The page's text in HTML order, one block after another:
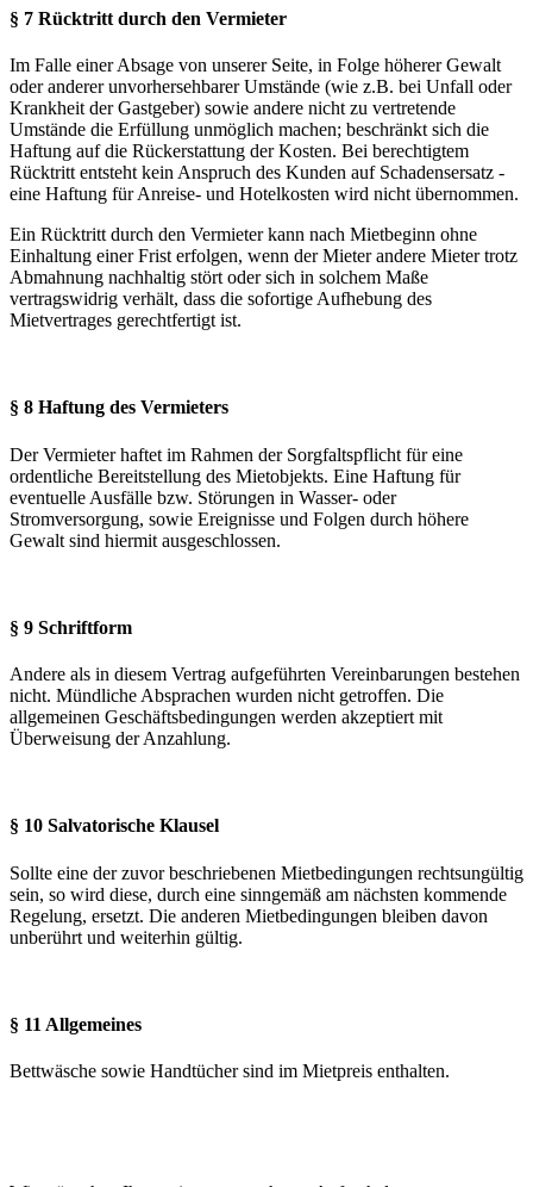
§ 7 Rücktritt durch den Vermieter
Im Falle einer Absage von unserer Seite, in Folge höherer Gewalt
oder anderer unvorhersehbarer Umstände (wie z.B. bei Unfall oder
Krankheit der Gastgeber) sowie andere nicht zu vertretende
Umstände die Erfüllung unmöglich machen; beschränkt sich die
Haftung auf die Rückerstattung der Kosten. Bei berechtigtem
Rücktritt entsteht kein Anspruch des Kunden auf Schadensersatz -
eine Haftung für Anreise- und Hotelkosten wird nicht übernommen.
Ein Rücktritt durch den Vermieter kann nach Mietbeginn ohne
Einhaltung einer Frist erfolgen, wenn der Mieter andere Mieter trotz
Abmahnung nachhaltig stört oder sich in solchem Maße
vertragswidrig verhält, dass die sofortige Aufhebung des
Mietvertrages gerechtfertigt ist.
§ 8 Haftung des Vermieters
Der Vermieter haftet im Rahmen der Sorgfaltspflicht für eine
ordentliche Bereitstellung des Mietobjekts. Eine Haftung für
eventuelle Ausfälle bzw. Störungen in Wasser- oder
Stromversorgung, sowie Ereignisse und Folgen durch höhere
Gewalt sind hiermit ausgeschlossen.
§ 9 Schriftform
Andere als in diesem Vertrag aufgeführten Vereinbarungen bestehen
nicht. Mündliche Absprachen wurden nicht getroffen. Die
allgemeinen Geschäftsbedingungen werden akzeptiert mit
Überweisung der Anzahlung.
§ 10 Salvatorische Klausel
Sollte eine der zuvor beschriebenen Mietbedingungen rechtsungültig
sein, so wird diese, durch eine sinngemäß am nächsten kommende
Regelung, ersetzt. Die anderen Mietbedingungen bleiben davon
unberührt und weiterhin gültig.
§ 11 Allgemeines
Bettwäsche sowie Handtücher sind im Mietpreis enthalten.